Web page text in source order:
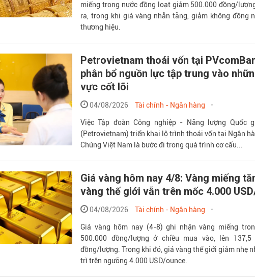
miếng trong nước đồng loạt giảm 500.000 đồng/
ra, trong khi giá vàng nhẫn tăng, giảm không đồng
thương hiệu.
Petrovietnam thoái vốn tại
phân bổ nguồn lực tập trung vào
vực cốt lõi
04/08/2026 Tài chính - Ngân hàng
Việc Tập đoàn Công nghiệp - Năng lượng Quốc
(Petrovietnam) triển khai lộ trình thoái vốn tại Ngân
Chúng Việt Nam là bước đi trong quá trình cơ cấu...
Giá vàng hôm nay 4/8: Vàng miếng
vàng thế giới vẫn trên mốc 4.000
04/08/2026 Tài chính - Ngân hàng
Giá vàng hôm nay (4-8) ghi nhận vàng miếng
500.000 đồng/lượng ở chiều mua vào, lên
đồng/lượng. Trong khi đó, giá vàng thế giới giảm nhẹ
trì trên ngưỡng 4.000 USD/ounce.